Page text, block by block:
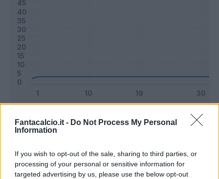
Fantacalcio.it - Do Not Process My Personal
Information
If you wish to opt-out of the sale, sharing to third parties, or
processing of your personal or sensitive information for
targeted advertising by us, please use the below opt-out
Riepilogo stagione
Titolare 0 - 0